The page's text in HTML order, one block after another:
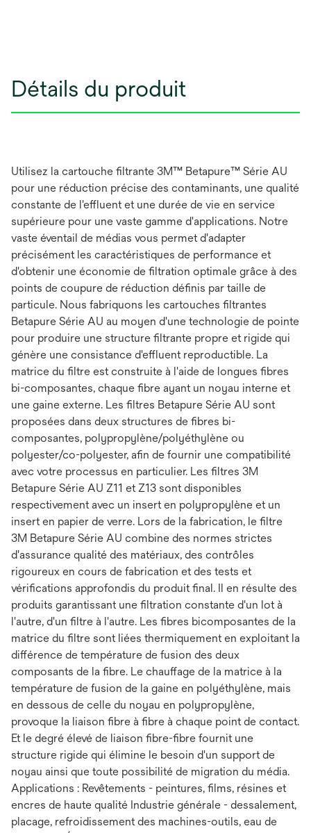
Détails du produit
Utilisez la cartouche filtrante 3M™ Betapure™ Série AU
pour une réduction précise des contaminants, une qualité
constante de l'effluent et une durée de vie en service
supérieure pour une vaste gamme d'applications. Notre
vaste éventail de médias vous permet d'adapter
précisément les caractéristiques de performance et
d'obtenir une économie de filtration optimale grâce à des
points de coupure de réduction définis par taille de
particule. Nous fabriquons les cartouches filtrantes
Betapure Série AU au moyen d'une technologie de pointe
pour produire une structure filtrante propre et rigide qui
génère une consistance d'effluent reproductible. La
matrice du filtre est construite à l'aide de longues fibres
bi-composantes, chaque fibre ayant un noyau interne et
une gaine externe. Les filtres Betapure Série AU sont
proposées dans deux structures de fibres bi-
composantes, polypropylène/polyéthylène ou
polyester/co-polyester, afin de fournir une compatibilité
avec votre processus en particulier. Les filtres 3M
Betapure Série AU Z11 et Z13 sont disponibles
respectivement avec un insert en polypropylène et un
insert en papier de verre. Lors de la fabrication, le filtre
3M Betapure Série AU combine des normes strictes
d'assurance qualité des matériaux, des contrôles
rigoureux en cours de fabrication et des tests et
vérifications approfondis du produit final. Il en résulte des
produits garantissant une filtration constante d'un lot à
l'autre, d'un filtre à l'autre. Les fibres bicomposantes de la
matrice du filtre sont liées thermiquement en exploitant la
différence de température de fusion des deux
composants de la fibre. Le chauffage de la matrice à la
température de fusion de la gaine en polyéthylène, mais
en dessous de celle du noyau en polypropylène,
provoque la liaison fibre à fibre à chaque point de contact.
Et le degré élevé de liaison fibre-fibre fournit une
structure rigide qui élimine le besoin d'un support de
noyau ainsi que toute possibilité de migration du média.
Applications : Revêtements - peintures, films, résines et
encres de haute qualité Industrie générale - dessalement,
placage, refroidissement des machines-outils, eau de